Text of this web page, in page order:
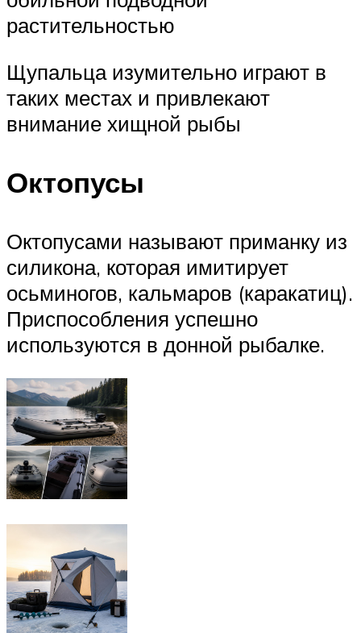
растительностью
Щупальца изумительно играют в
таких местах и привлекают
внимание хищной рыбы
Октопусы
Октопусами называют приманку из
силикона, которая имитирует
осьминогов, кальмаров (каракатиц).
Приспособления успешно
используются в донной рыбалке.